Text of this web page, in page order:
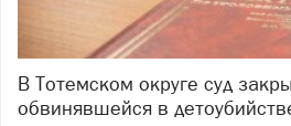
В Тотемском округе суд закрыл дело женщины,
обвинявшейся в